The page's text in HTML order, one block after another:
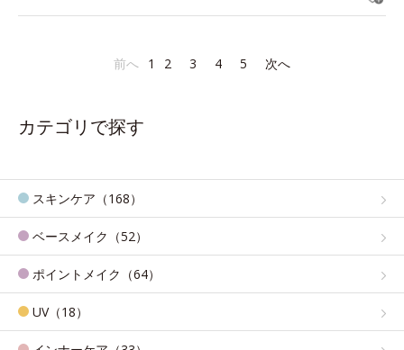
前へ 1 2 3 4 5 次へ
カテゴリで探す
スキンケア（168）
ベースメイク（52）
ポイントメイク（64）
UV（18）